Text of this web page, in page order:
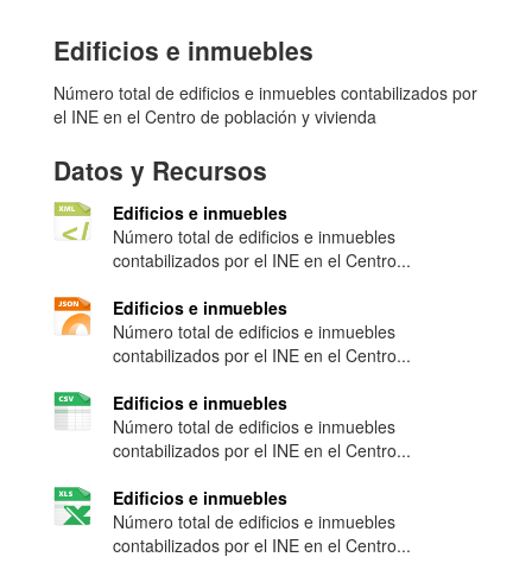
Edificios e inmuebles
Número total de edificios e inmuebles contabilizados por
el INE en el Centro de población y vivienda
Datos y Recursos
Edificios e inmuebles
Número total de edificios e inmuebles
contabilizados por el INE en el Centro...
Edificios e inmuebles
Número total de edificios e inmuebles
contabilizados por el INE en el Centro...
Edificios e inmuebles
Número total de edificios e inmuebles
contabilizados por el INE en el Centro...
Edificios e inmuebles
Número total de edificios e inmuebles
contabilizados por el INE en el Centro...